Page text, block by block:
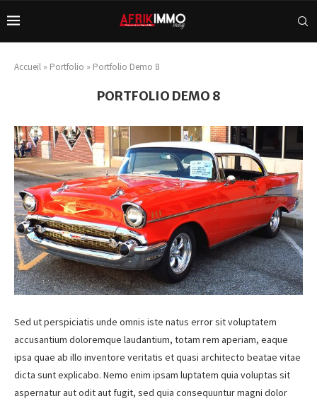
Accueil » Portfolio » Portfolio Demo 8
PORTFOLIO DEMO 8
Sed ut perspiciatis unde omnis iste natus error sit voluptatem
accusantium doloremque laudantium, totam rem aperiam, eaque
ipsa quae ab illo inventore veritatis et quasi architecto beatae vitae
dicta sunt explicabo. Nemo enim ipsam luptatem quia voluptas sit
aspernatur aut odit aut fugit, sed quia consequuntur magni dolor